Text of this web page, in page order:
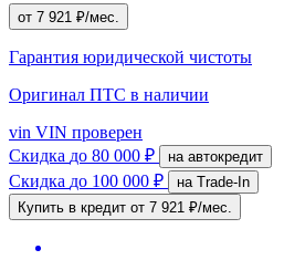
от 7 921 ₽/мес.
Гарантия юридической чистоты
Оригинал ПТС в наличии
vin VIN проверен
Скидка до 80 000 ₽ на автокредит
Скидка до 100 000 ₽
на Trade-In
Купить в кредит от 7 921 ₽/мес.